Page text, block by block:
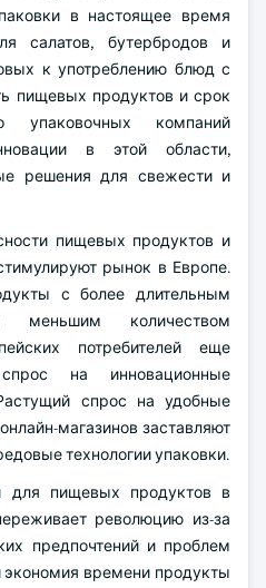
в настоящее время
салатов, бутербродов и
к употреблению блюд с
пищевых продуктов и срок
упаковочных компаний
в этой области,
решения для свежести и
пищевых продуктов и
рынок в Европе.
с более длительным
количеством
потребителей еще
на инновационные
спрос на удобные
магазинов заставляют
технологии упаковки.
для пищевых продуктов в
революцию из-за
предпочтений и проблем
экономия времени продукты